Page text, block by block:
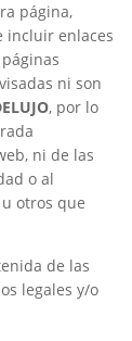
página,
incluir enlaces
ni son
, por lo
ni de las
o al
otros que
de las
legales y/o